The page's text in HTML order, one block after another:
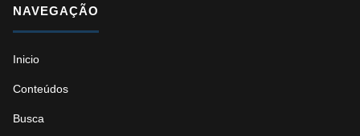
NAVEGAÇÃO
Inicio
Conteúdos
Busca